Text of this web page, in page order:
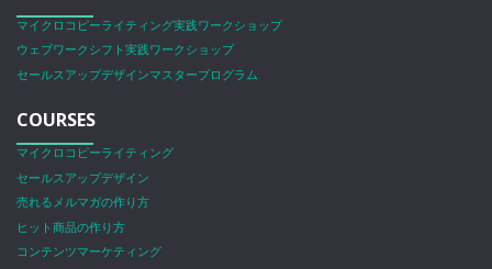
マイクロコピーライティング実践ワークショップ
ウェブワークシフト実践ワークショップ
セールスアップデザインマスタープログラム
COURSES
マイクロコピーライティング
セールスアップデザイン
売れるメルマガの作り方
ヒット商品の作り方
コンテンツマーケティング